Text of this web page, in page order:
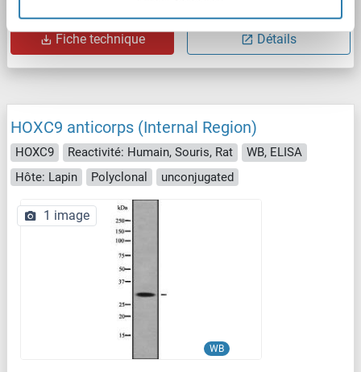
Fiche technique Détails
HOXC9 anticorps (Internal Region)
HOXC9 Reactivité: Humain, Souris, Rat
WB, ELISA
Hôte: Lapin
Polyclonal unconjugated
WB
1 image